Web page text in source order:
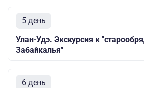
5 день
Улан-Удэ. Экскурсия к
Забайкалья"
6 день